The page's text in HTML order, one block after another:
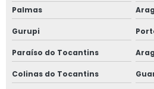
Palmas
Gurupi
Paraíso do Tocantins
Colinas do Tocantins